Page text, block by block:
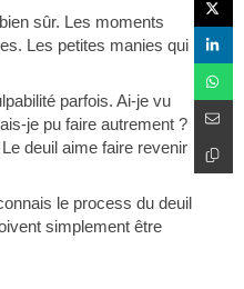
sûr. Les moments
Les petites manies qui
parfois. Ai-je vu
je pu faire autrement ?
deuil aime faire revenir
le process du deuil
simplement être